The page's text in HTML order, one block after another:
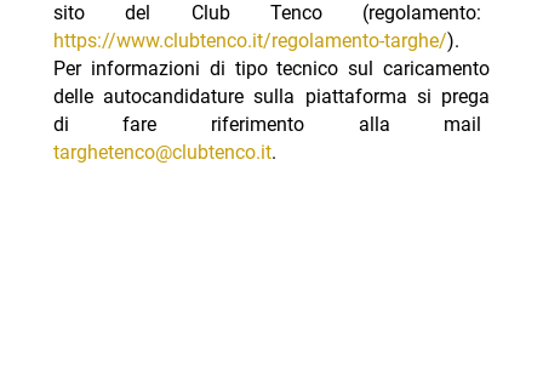
sito del Club Tenco (regolamento:
https://www.clubtenco.it/regolamento-targhe/).
Per informazioni di tipo tecnico sul caricamento
delle autocandidature sulla piattaforma si prega
di fare riferimento alla mail
targhetenco@clubtenco.it.